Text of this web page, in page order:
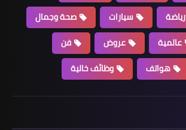
رياضة سيارات
صحة وجمال
عالمية عروض
فن
هواتف وظائف خالية